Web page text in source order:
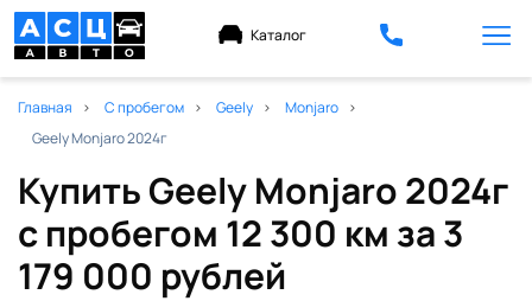
Каталог
Главная С пробегом Geely
Monjaro
Geely Monjaro 2024г
Купить Geely Monjaro 2024г
с пробегом 12 300 км за 3
179 000 рублей